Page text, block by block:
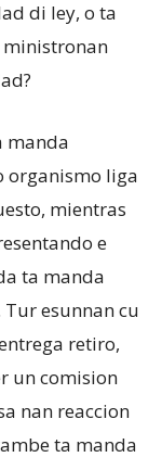
di ley, o ta
ministronan
manda
organismo liga
mientras
e
ta manda
esunnan cu
retiro,
un comision
nan reaccion
ta manda